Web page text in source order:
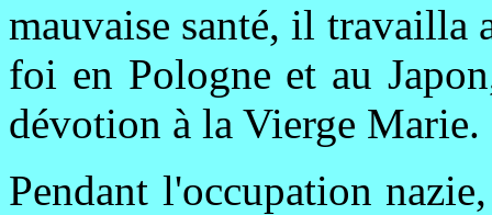
mauvaise santé, il travailla
foi en Pologne et au
dévotion à la Vierge Marie.
Pendant l'occupation